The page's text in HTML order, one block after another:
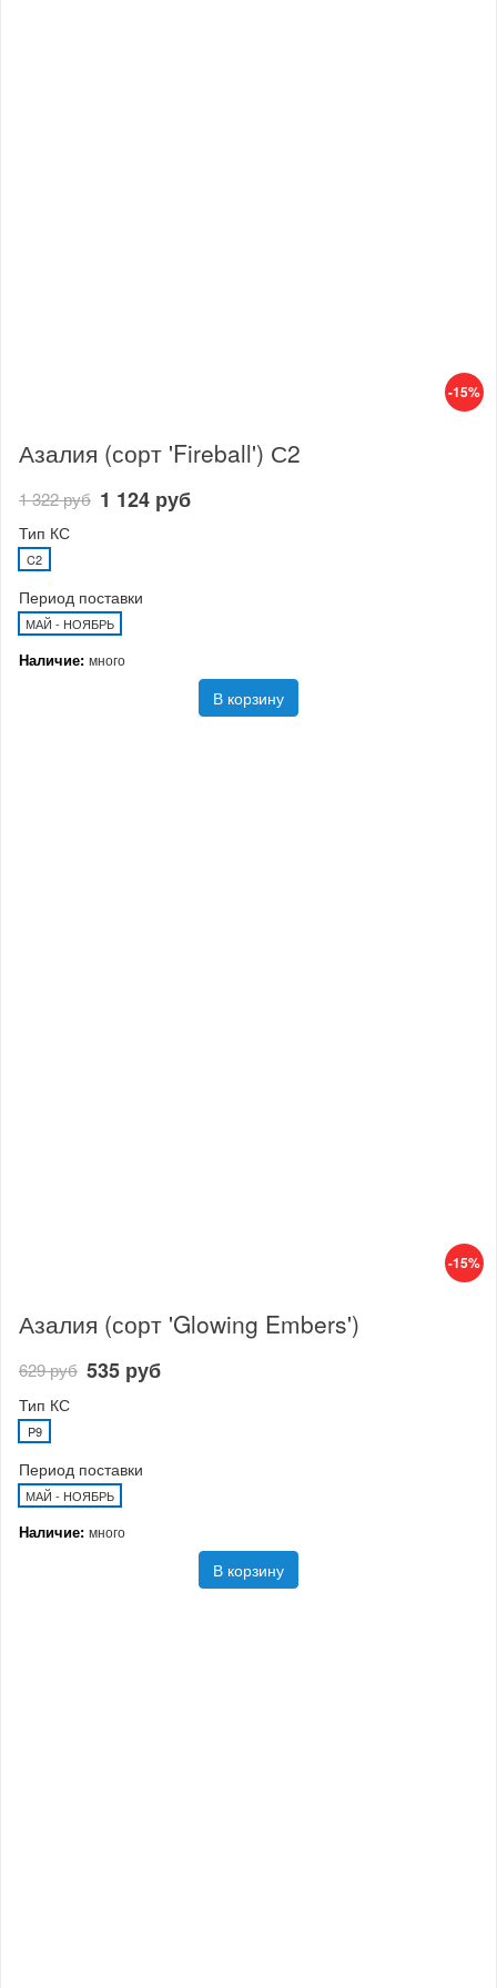
-15%
Азалия (сорт 'Fireball') С2
1 322 руб 1 124 руб
Тип КС
C2
Период поставки
МАЙ - НОЯБРЬ
Наличие: много
В корзину
-15%
Азалия (сорт 'Glowing Embers')
629 руб 535 руб
Тип КС
P9
Период поставки
МАЙ - НОЯБРЬ
Наличие: много
В корзину